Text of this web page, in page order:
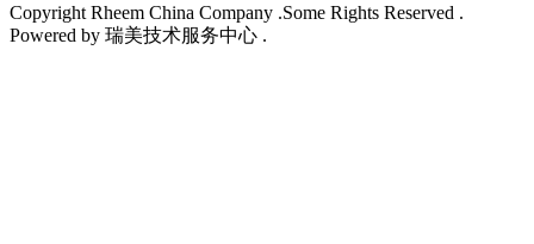
Copyright Rheem China Company .Some Rights Reserved .
Powered by 瑞美技术服务中心 .